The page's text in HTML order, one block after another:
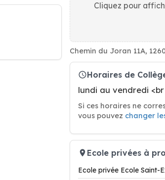
Cliquez pour
Chemin du Joran 11A,
Horaires de
lundi au vendredi
Si ces horaires ne
vous pouvez changer
Ecole privées à
Ecole privée Ecole Saint-